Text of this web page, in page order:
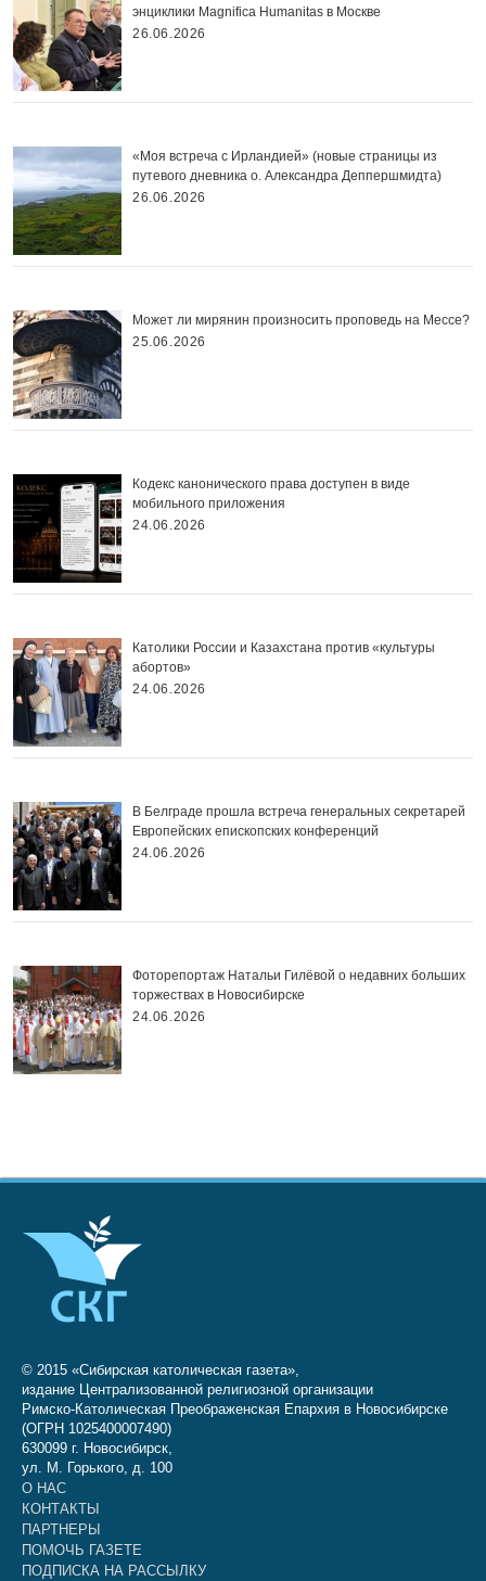
энциклики Magnifica Нumanitas в Москве
26.06.2026
«Моя встреча с Ирландией» (новые страницы из
путевого дневника о. Александра Деппершмидта)
26.06.2026
Может ли мирянин произносить проповедь на Мессе?
25.06.2026
Кодекс канонического права доступен в виде
мобильного приложения
24.06.2026
Католики России и Казахстана против «культуры
абортов»
24.06.2026
В Белграде прошла встреча генеральных секретарей
Европейских епископских конференций
24.06.2026
Фоторепортаж Натальи Гилёвой о недавних больших
торжествах в Новосибирске
24.06.2026
© 2015 «Сибирская католическая газета»,
издание Централизованной религиозной организации
Римско-Католическая Преображенская Епархия в Новосибирске
(ОГРН 1025400007490)
630099 г. Новосибирск,
ул. М. Горького, д. 100
О НАС
КОНТАКТЫ
ПАРТНЕРЫ
ПОМОЧЬ ГАЗЕТЕ
ПОДПИСКА НА РАССЫЛКУ